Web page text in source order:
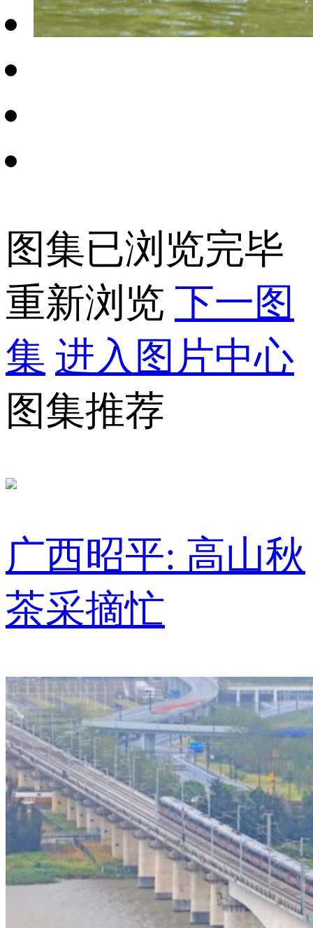
图集已浏览完毕
重新浏览 下一图
集 进入图片中心
图集推荐
广西昭平: 高山秋
茶采摘忙